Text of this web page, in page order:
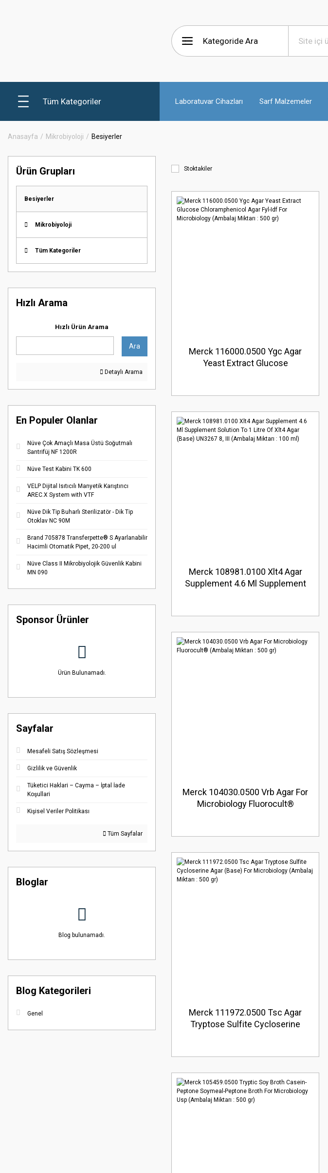
Tüm Kategoriler Laboratuvar Cihazları Sarf Malzemeler
Anasayfa Mikrobiyoloji Besiyerler
Ürün Grupları
Besiyerler
Mikrobiyoloji
Tüm Kategoriler
Hızlı Arama
Hızlı Ürün Arama
Ara
Detaylı Arama
En Populer Olanlar
Nüve Çok Amaçlı Masa Üstü Soğutmalı
Santrifüj NF 1200R
Nüve Test Kabini TK 600
VELP Dijital Isıtıcılı Manyetik Karıştırıcı
AREC.X System with VTF
Nüve Dik Tip Buharlı Sterilizatör - Dik Tip
Otoklav NC 90M
Brand 705878 Transferpette® S Ayarlanabilir
Hacimli Otomatik Pipet, 20-200 ul
Nüve Class II Mikrobiyolojik Güvenlik Kabini
MN 090
Sponsor Ürünler
Ürün Bulunamadı.
Sayfalar
Mesafeli Satış Sözleşmesi
Gizlilik ve Güvenlik
Tüketici Haklari – Cayma – İptal İade
Koşullari
Kişisel Veriler Politikası
Tüm Sayfalar
Bloglar
Blog bulunamadı.
Blog Kategorileri
Genel
Stoktakiler
Merck 116000.0500 Ygc Agar
Yeast Extract Glucose
500 gr)
Merck 108981.0100 Xlt4 Agar
Supplement 4.6 Ml Supplement
Miktarı : 100 ml)
Merck 104030.0500 Vrb Agar For
Microbiology Fluorocult®
Merck 111972.0500 Tsc Agar
Tryptose Sulfite Cycloserine